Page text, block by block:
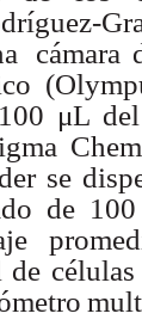
cámara
100 μL del
se
de 100
de células